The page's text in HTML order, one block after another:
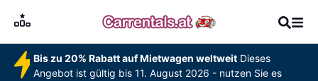
Bis zu 20% Rabatt auf Mietwagen weltweitDieses
Angebot ist gültig bis 11. August 2026 - nutzen Sie es